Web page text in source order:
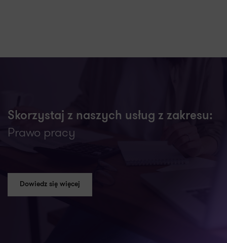
Skorzystaj z naszych usług z zakresu:
Prawo pracy
Dowiedz się więcej